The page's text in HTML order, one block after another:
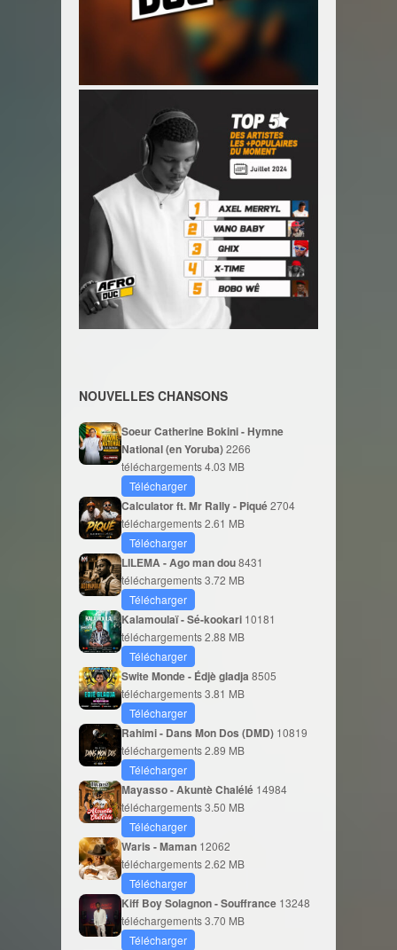
NOUVELLES CHANSONS
Soeur Catherine Bokini - Hymne
National (en Yoruba)2266
téléchargements4.03 MB
Télécharger
Calculator ft. Mr Rally - Piqué2704
téléchargements2.61 MB
Télécharger
LILEMA - Ago man dou8431
téléchargements3.72 MB
Télécharger
Kalamoulaï - Sé-kookari 10181
téléchargements2.88 MB
Télécharger
Swite Monde - Édjè gladja 8505
téléchargements3.81 MB
Télécharger
Rahimi - Dans Mon Dos (DMD) 10819
téléchargements2.89 MB
Télécharger
Mayasso - Akuntè Chalélé 14984
téléchargements3.50 MB
Télécharger
Waris - Maman 12062
téléchargements2.62 MB
Télécharger
Kiff Boy Solagnon - Souffrance 13248
téléchargements3.70 MB
Télécharger